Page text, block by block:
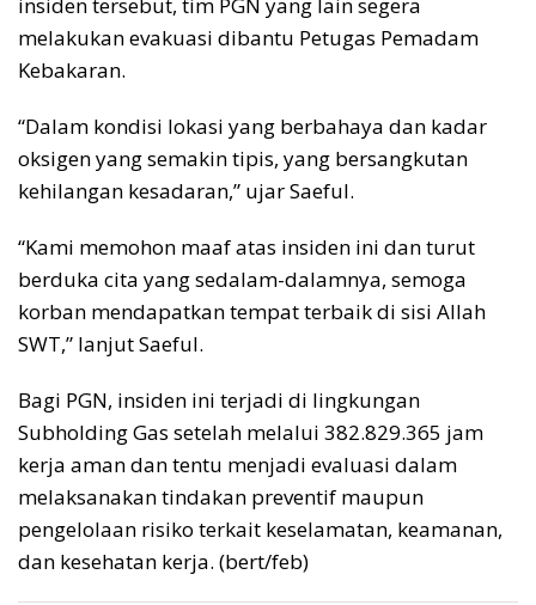
melakukan evakuasi dibantu Petugas Pemadam
Kebakaran.
“Dalam kondisi lokasi yang berbahaya dan kadar
oksigen yang semakin tipis, yang bersangkutan
kehilangan kesadaran,” ujar Saeful.
“Kami memohon maaf atas insiden ini dan turut
berduka cita yang sedalam-dalamnya, semoga
korban mendapatkan tempat terbaik di sisi Allah
SWT,” lanjut Saeful.
Bagi PGN, insiden ini terjadi di lingkungan
Subholding Gas setelah melalui 382.829.365 jam
kerja aman dan tentu menjadi evaluasi dalam
melaksanakan tindakan preventif maupun
pengelolaan risiko terkait keselamatan, keamanan,
dan kesehatan kerja. (bert/feb)